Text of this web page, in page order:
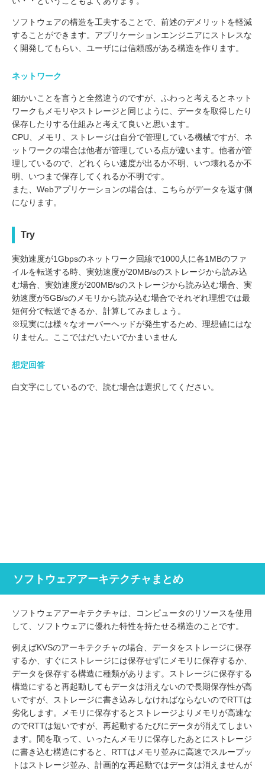
ソフトウェアの構造を工夫することで、前述のデメリットを軽減
することができます。アプリケーションエンジニアにストレスな
く開発してもらい、ユーザには信頼感がある構造を作ります。
ネットワーク
細かいことを言うと全然違うのですが、ふわっと考えるとネット
ワークもメモリやストレージと同じように、データを取得したり
保存したりする仕組みと考えて良いと思います。
CPU、メモリ、ストレージは自分で管理している機械ですが、ネ
ットワークの場合は他者が管理している点が違います。他者が管
理しているので、どれくらい速度が出るか不明、いつ壊れるか不
明、いつまで保存してくれるか不明です。
また、Webアプリケーションの場合は、こちらがデータを返す側
になります。
Try
実効速度が1Gbpsのネットワーク回線で1000人に各1MBのファ
イルを転送する時、実効速度が20MB/sのストレージから読み込
む場合、実効速度が200MB/sのストレージから読み込む場合、実
効速度が5GB/sのメモリから読み込む場合でそれぞれ理想では最
短何分で転送できるか、計算してみましょう。
※現実には様々なオーバーヘッドが発生するため、理想値にはな
りません。ここではだいたいでかまいません
想定回答
白文字にしているので、読む場合は選択してください。
ソフトウェアアーキテクチャまとめ
ソフトウェアアーキテクチャは、コンピュータのリソースを使用
して、ソフトウェアに優れた特性を持たせる構造のことです。
例えばKVSのアーキテクチャの場合、データをストレージに保存
するか、すぐにストレージには保存せずにメモリに保存するか、
データを保存する構造に種類があります。ストレージに保存する
構造にすると再起動してもデータは消えないので長期保存性が高
いですが、ストレージに書き込みしなければならないのでRTTは
劣化します。メモリに保存するとストレージよりメモリが高速な
のでRTTは短いですが、再起動するたびにデータが消えてしまい
ます。間を取って、いったんメモリに保存したあとにストレージ
に書き込む構造にすると、RTTはメモリ並みに高速でスループッ
トはストレージ並み、計画的な再起動ではデータは消えませんが